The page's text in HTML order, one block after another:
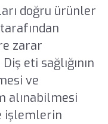
doğru ürünler
zarar
eti sağlığının
ve
alınabilmesi
işlemlerin